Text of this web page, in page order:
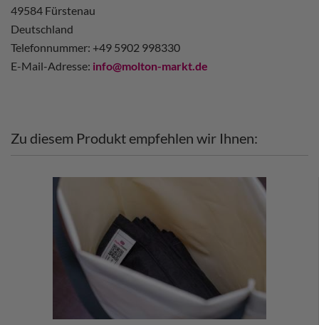
49584 Fürstenau
Deutschland
Telefonnummer: +49 5902 998330
E-Mail-Adresse: info@molton-markt.de
Zu diesem Produkt empfehlen wir Ihnen: